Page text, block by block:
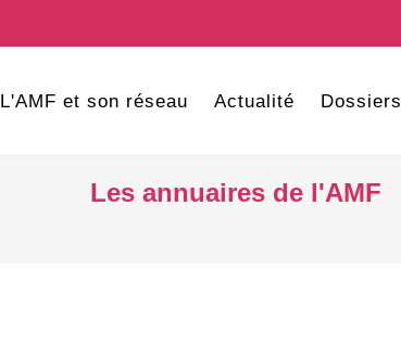
L'AMF et son réseau Actualité Dossiers
Les annuaires de l'AMF